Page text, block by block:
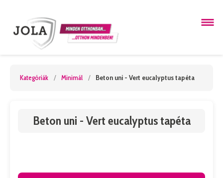
Kategóriák / Minimál / Beton uni - Vert eucalyptus tapéta
Beton uni - Vert eucalyptus tapéta